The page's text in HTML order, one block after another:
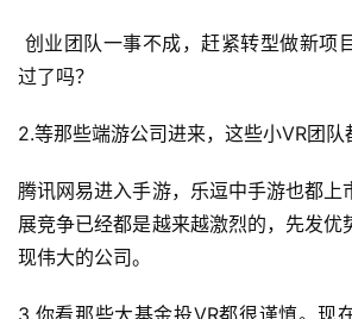
闲
游
2
0
2
5
创业团队一事不成，赶紧转型做新项
过了吗？
2.等那些端游公司进来，这些小VR团队
腾讯网易进入手游，乐逗中手游也都上
展竞争已经都是越来越激烈的，先发优
现伟大的公司。